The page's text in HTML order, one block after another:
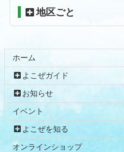
地区ごと
ホーム
よこぜガイド
お知らせ
イベント
よこぜを知る
オンラインショップ